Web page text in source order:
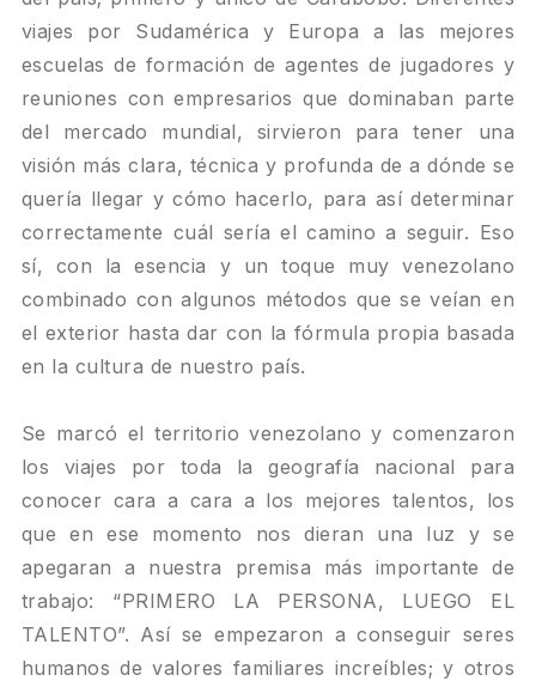
viajes por Sudamérica y Europa a las mejores
escuelas de formación de agentes de jugadores y
reuniones con empresarios que dominaban parte
del mercado mundial, sirvieron para tener una
visión más clara, técnica y profunda de a dónde se
quería llegar y cómo hacerlo, para así determinar
correctamente cuál sería el camino a seguir. Eso
sí, con la esencia y un toque muy venezolano
combinado con algunos métodos que se veían en
el exterior hasta dar con la fórmula propia basada
en la cultura de nuestro país.
Se marcó el territorio venezolano y comenzaron
los viajes por toda la geografía nacional para
conocer cara a cara a los mejores talentos, los
que en ese momento nos dieran una luz y se
apegaran a nuestra premisa más importante de
trabajo: “PRIMERO LA PERSONA, LUEGO EL
TALENTO”. Así se empezaron a conseguir seres
humanos de valores familiares increíbles; y otros